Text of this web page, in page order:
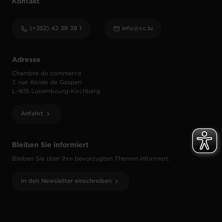
Bleiben Sie informiert
Bleiben Sie über Ihre bevorzugten Themen informiert.
In den Newsletter einschreiben
Adresse
Chambre de commerce
7, rue Alcide de Gasperi
L-1615 Luxembourg-Kirchberg
Anfahrt
Kontakt
(+352) 42 39 39 1 info@cc.lu